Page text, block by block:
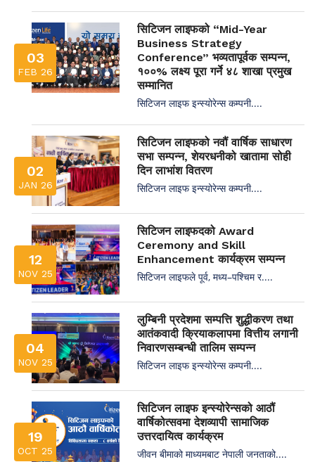
03
FEB 26
सिटिजन लाइफको “Mid-Year
Business Strategy
Conference” भव्यतापूर्वक सम्पन्न,
१००% लक्ष्य पूरा गर्ने ४८ शाखा प्रमुख
सम्मानित
सिटिजन लाइफ इन्स्योरेन्स कम्पनी....
02
JAN 26
सिटिजन लाइफको नवौं वार्षिक साधारण
सभा सम्पन्न, शेयरधनीको खातामा सोही
दिन लाभांश वितरण
सिटिजन लाइफ इन्स्योरेन्स कम्पनी....
12
NOV 25
सिटिजन लाइफदको Award
Ceremony and Skill
Enhancement कार्यक्रम सम्पन्न
सिटिजन लाइफले पूर्व, मध्य–पश्चिम र....
04
NOV 25
लुम्बिनी प्रदेशमा सम्पत्ति शुद्धीकरण तथा
आतंकवादी क्रियाकलापमा वित्तीय लगानी
निवारणसम्बन्धी तालिम सम्पन्न
सिटिजन लाइफ इन्स्योरेन्स कम्पनी....
19
OCT 25
सिटिजन लाइफ इन्स्योरेन्सको आठौं
वार्षिकोत्सवमा देशव्यापी सामाजिक
उत्तरदायित्व कार्यक्रम
जीवन बीमाको माध्यमबाट नेपाली जनताको....